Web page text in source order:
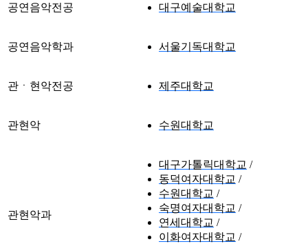
공연음악전공 대구예술대학교
공연음악학과 서울기독대학교
관ㆍ현악전공 제주대학교
관현악 수원대학교
관현악과
대구가톨릭대학교
동덕여자대학교
수원대학교
숙명여자대학교
연세대학교
이화여자대학교